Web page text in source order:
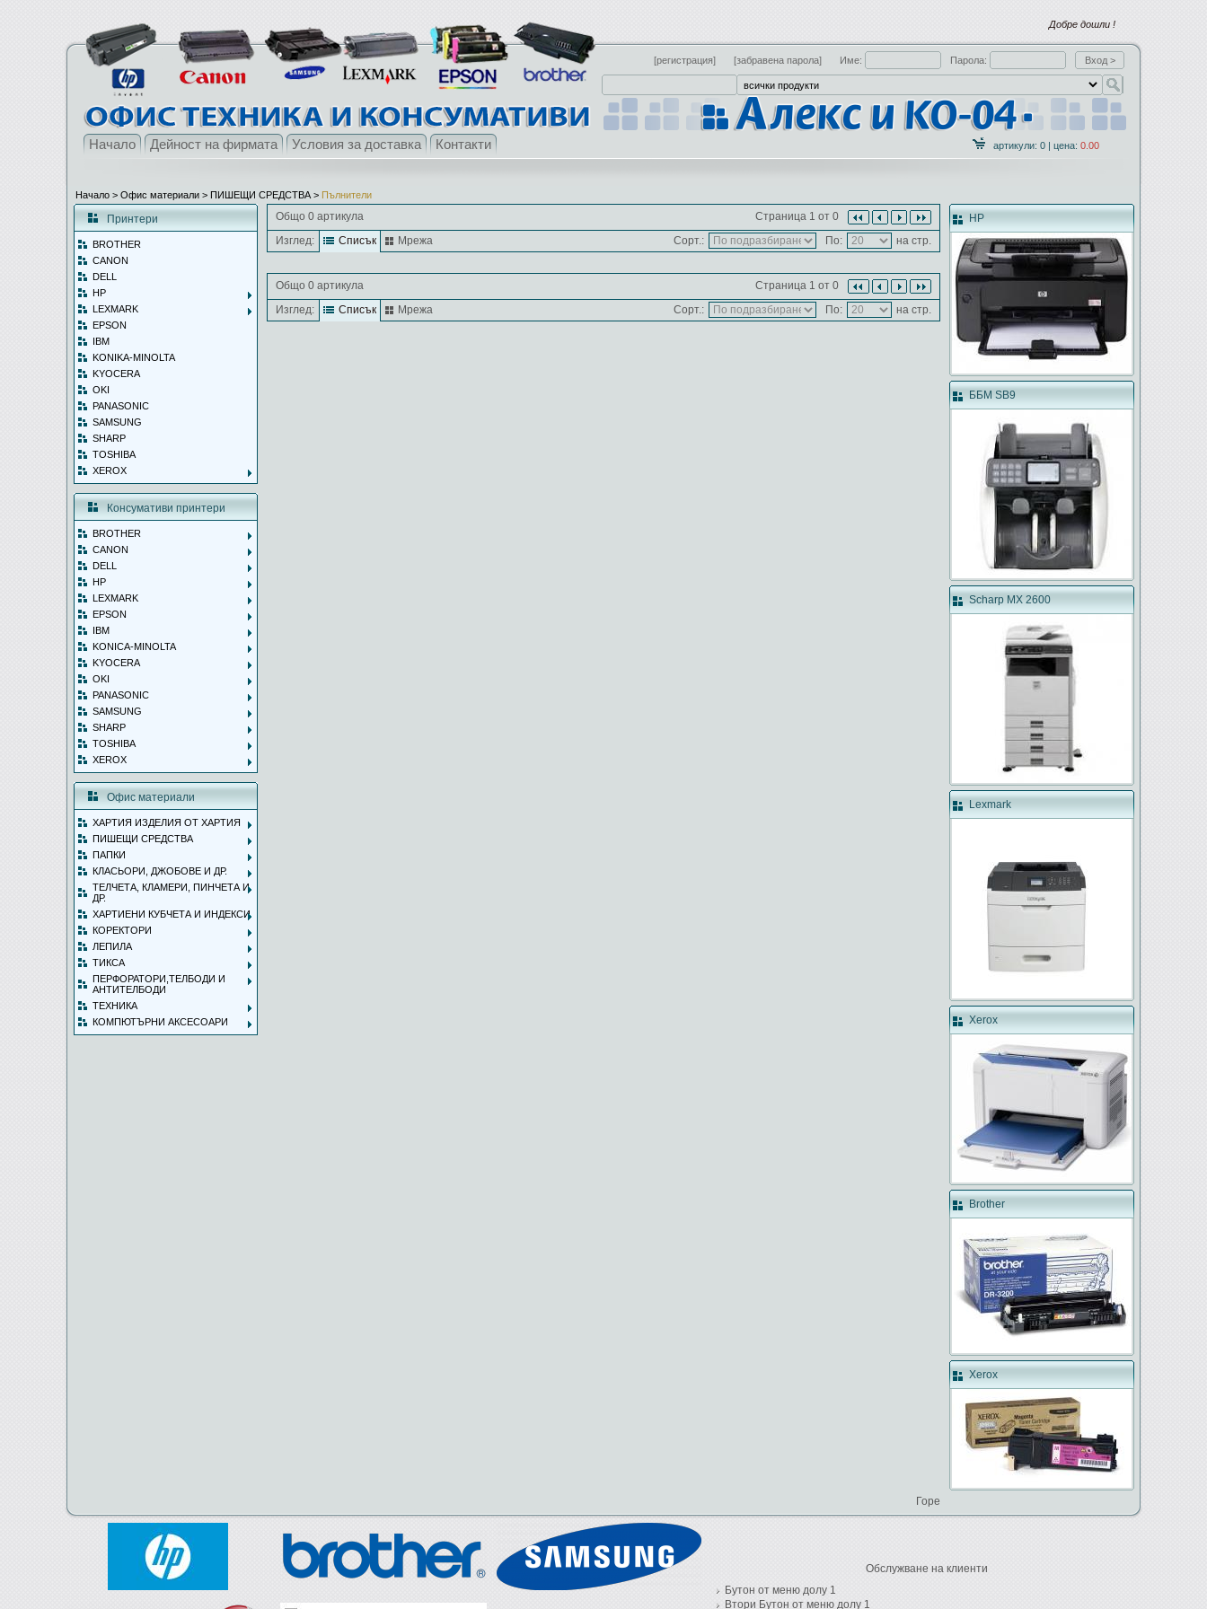
Добре дошли !
[регистрация] [забравена парола] Име: Парола:
Начало Дейност на фирмата Условия за доставка Контакти артикули: 0 | цена: 0.00
Начало > Офис материали > ПИШЕЩИ СРЕДСТВА > Пълнители
Принтери
BROTHER
CANON
DELL
HP
LEXMARK
EPSON
IBM
KONIKA-MINOLTA
KYOCERA
OKI
PANASONIC
SAMSUNG
SHARP
TOSHIBA
XEROX
Консумативи принтери
BROTHER
CANON
DELL
HP
LEXMARK
EPSON
IBM
KONICA-MINOLTA
KYOCERA
OKI
PANASONIC
SAMSUNG
SHARP
TOSHIBA
XEROX
Офис материали
ХАРТИЯ ИЗДЕЛИЯ ОТ ХАРТИЯ
ПИШЕЩИ СРЕДСТВА
ПАПКИ
КЛАСЬОРИ, ДЖОБОВЕ И ДР.
ТЕЛЧЕТА, КЛАМЕРИ, ПИНЧЕТА И
ДР.
ХАРТИЕНИ КУБЧЕТА И ИНДЕКСИ
КОРЕКТОРИ
ЛЕПИЛА
ТИКСА
ПЕРФОРАТОРИ,ТЕЛБОДИ И
АНТИТЕЛБОДИ
ТЕХНИКА
КОМПЮТЪРНИ АКСЕСОАРИ
Общо 0 артикула
Страница 1 от 0
Изглед:
Списък Мрежа Сорт.: По: на стр.
Общо 0 артикула
Страница 1 от 0
Изглед:
Списък Мрежа Сорт.: По: на стр.
HP
ББМ SB9
Scharp MX 2600
Lexmark
Xerox
Brother
Xerox
Горе
Обслужване на клиенти
Бутон от меню долу 1
Втори Бутон от меню долу 1